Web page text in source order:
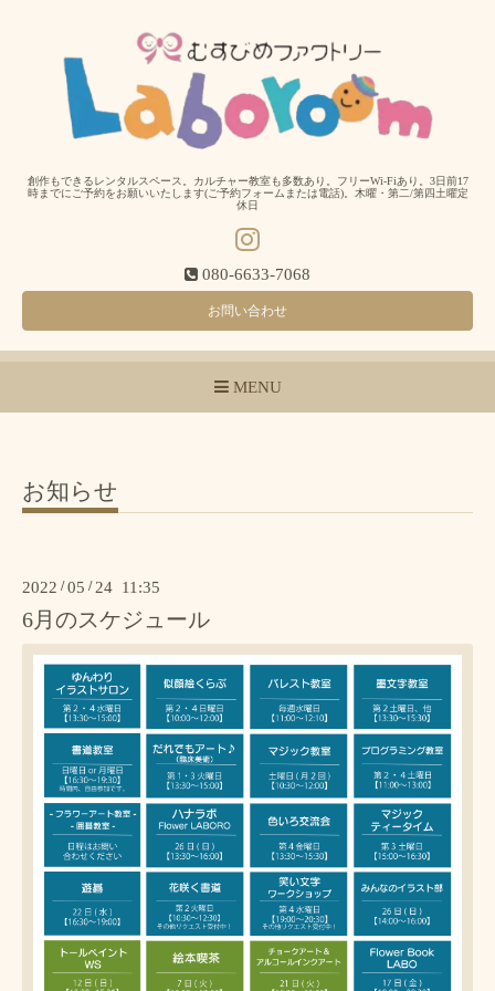
創作もできるレンタルスペース。カルチャー教室も多数あり。フリーWi-Fiあり。3日前17
時までにご予約をお願いいたします(ご予約フォームまたは電話)。木曜・第二/第四土曜定
休日
080-6633-7068
お問い合わせ
MENU
お知らせ
2022 /05 / 24 11:35
6月のスケジュール